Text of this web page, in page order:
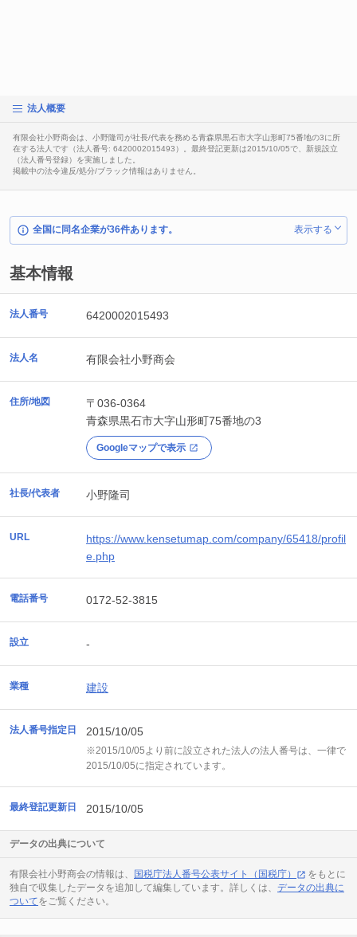
法人概要
有限会社小野商会は、小野隆司が社長/代表を務める青森県黒石市大字山形町75番地の3に所
在する法人です（法人番号: 6420002015493）。最終登記更新は2015/10/05で、新規設立
（法人番号登録）を実施しました。
掲載中の法令違反/処分/ブラック情報はありません。
全国に同名企業が36件あります。 表示する
基本情報
法人番号 6420002015493
法人名 有限会社小野商会
住所/地図
〒036-0364
青森県黒石市大字山形町75番地の3
Googleマップで表示
社長/代表者 小野隆司
URL
https://www.kensetumap.com/company/65418/profil
e.php
電話番号 0172-52-3815
設立 -
業種 建設
法人番号指定日 2015/10/05
※2015/10/05より前に設立された法人の法人番号は、一律で
2015/10/05に指定されています。
最終登記更新日 2015/10/05
データの出典について
有限会社小野商会の情報は、 国税庁法人番号公表サイト（国税庁）
をもとに
独自で収集したデータを追加して編集しています。詳しくは、 データの出典に
ついてをご覧ください。